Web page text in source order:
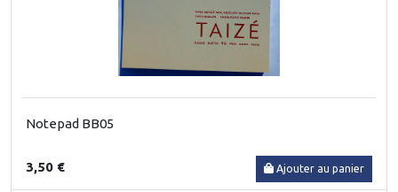
Notepad BB05
3,50 € Ajouter au panier